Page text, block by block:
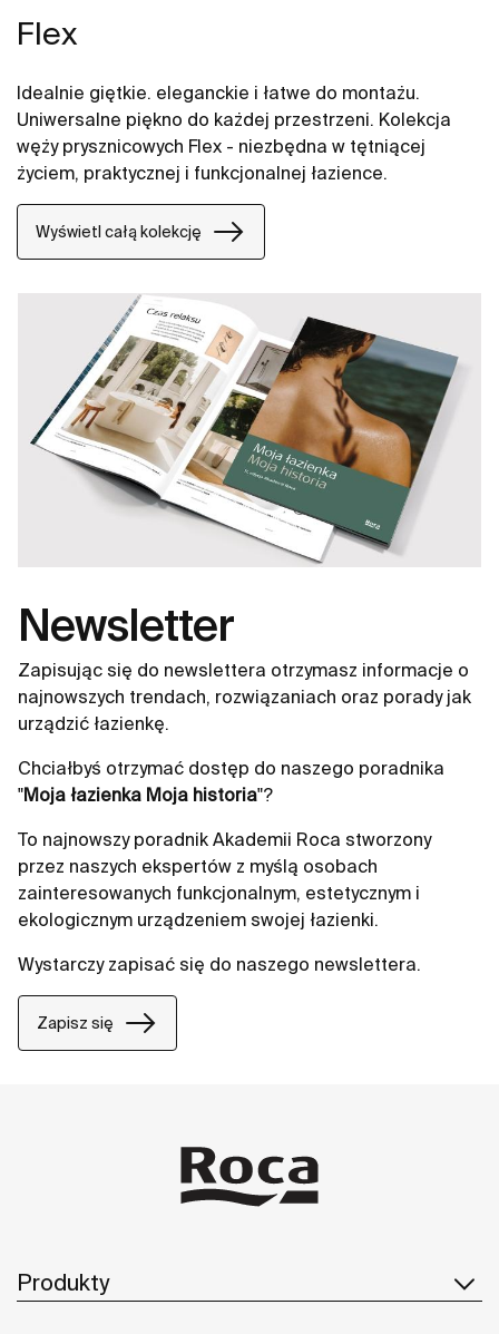
Flex
Idealnie giętkie. eleganckie i łatwe do montażu.
Uniwersalne piękno do każdej przestrzeni. Kolekcja
węży prysznicowych Flex - niezbędna w tętniącej
życiem, praktycznej i funkcjonalnej łazience.
Wyświetl całą kolekcję
Newsletter
Zapisując się do newslettera otrzymasz informacje o
najnowszych trendach, rozwiązaniach oraz porady jak
urządzić łazienkę.
Chciałbyś otrzymać dostęp do naszego poradnika
"Moja łazienka Moja historia"?
To najnowszy poradnik Akademii Roca stworzony
przez naszych ekspertów z myślą osobach
zainteresowanych funkcjonalnym, estetycznym i
ekologicznym urządzeniem swojej łazienki.
Wystarczy zapisać się do naszego newslettera.
Zapisz się
Produkty